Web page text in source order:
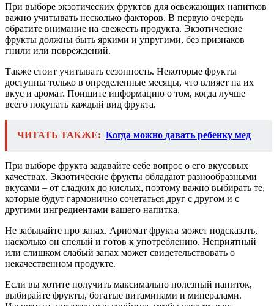
При выборе экзотических фруктов для освежающих напитков
важно учитывать несколько факторов. В первую очередь
обратите внимание на свежесть продукта. Экзотические
фрукты должны быть яркими и упругими, без признаков
гнили или повреждений.
Также стоит учитывать сезонность. Некоторые фрукты
доступны только в определенные месяцы, что влияет на их
вкус и аромат. Поищите информацию о том, когда лучше
всего покупать каждый вид фрукта.
ЧИТАТЬ ТАКЖЕ: Когда можно давать ребенку мед
При выборе фрукта задавайте себе вопрос о его вкусовых
качествах. Экзотические фрукты обладают разнообразными
вкусами – от сладких до кислых, поэтому важно выбирать те,
которые будут гармонично сочетаться друг с другом и с
другими ингредиентами вашего напитка.
Не забывайте про запах. Ариомат фрукта может подсказать,
насколько он спелый и готов к употреблению. Неприятный
или слишком слабый запах может свидетельствовать о
некачественном продукте.
Если вы хотите получить максимально полезный напиток,
выбирайте фрукты, богатые витаминами и минералами.